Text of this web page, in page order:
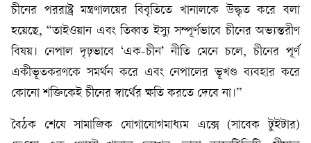
চীনের পররাষ্ট্র মন্ত্রণালয়ের বিবৃতিতে খানালকে উদ্ধৃত করে বলা
হয়েছে, “তাইওয়ান এবং তিব্বত ইস্যু সম্পূর্ণভাবে চীনের অভ্যন্তরীণ
বিষয়। নেপাল দৃঢ়ভাবে ‘এক-চীন’ নীতি মেনে চলে, চীনের পূর্ণ
একীভূতকরণকে সমর্থন করে এবং নেপালের ভূখণ্ড ব্যবহার করে
কোনো শক্তিকেই চীনের স্বার্থের ক্ষতি করতে দেবে না।”
বৈঠক শেষে সামাজিক যোগাযোগমাধ্যম এক্সে (সাবেক টুইটার)